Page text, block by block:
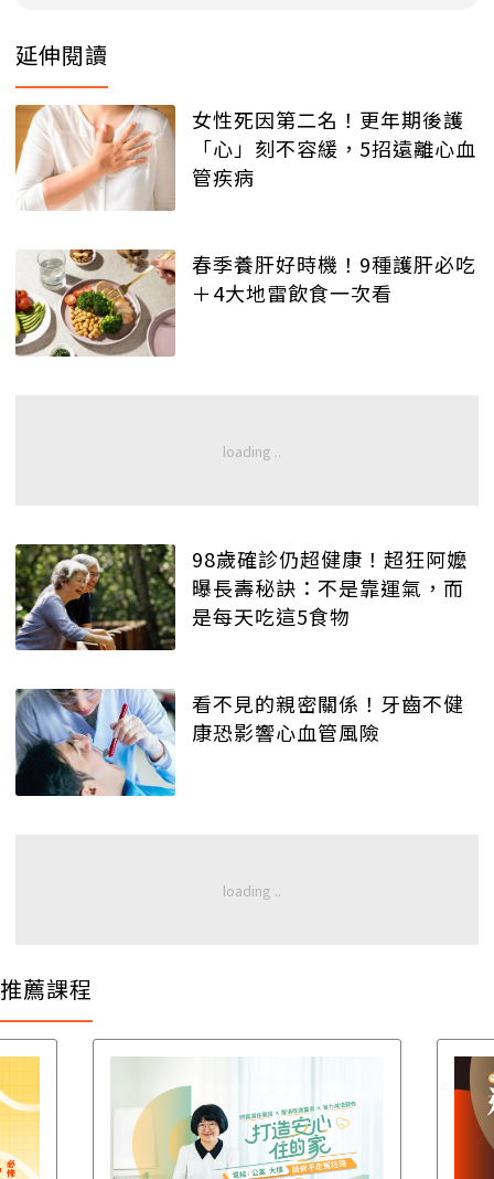
延伸閱讀
女性死因第二名！更年期後護
「心」刻不容緩，5招遠離心血
管疾病
春季養肝好時機！9種護肝必吃
＋4大地雷飲食一次看
98歲確診仍超健康！超狂阿嬤
曝長壽秘訣：不是靠運氣，而
是每天吃這5食物
看不見的親密關係！牙齒不健
康恐影響心血管風險
推薦課程